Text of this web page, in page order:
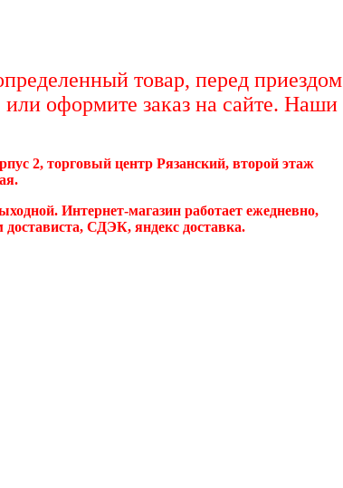
товар, перед приездом
или оформите заказ на сайте. Наши
2, торговый центр Рязанский, второй этаж
Интернет-магазин работает ежедневно,
СДЭК, яндекс доставка.